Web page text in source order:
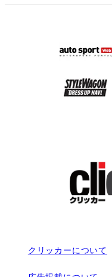
クリッカーについて